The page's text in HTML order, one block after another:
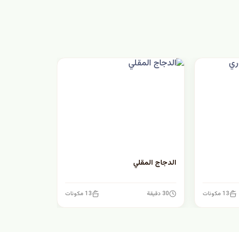
13 مكونات
الدجاج المقلي
30 دقيقة 13 مكونات